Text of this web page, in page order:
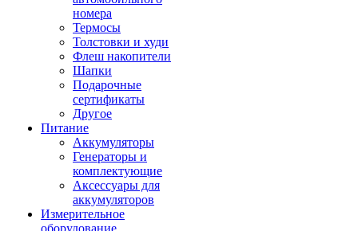
номера
Термосы
Толстовки и худи
Флеш накопители
Шапки
Подарочные
сертификаты
Другое
Питание
Аккумуляторы
Генераторы и
комплектующие
Аксессуары для
аккумуляторов
Измерительное
оборудование